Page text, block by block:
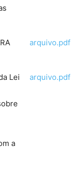
arquivo.pdf
Lei
a
arquivo.pdf